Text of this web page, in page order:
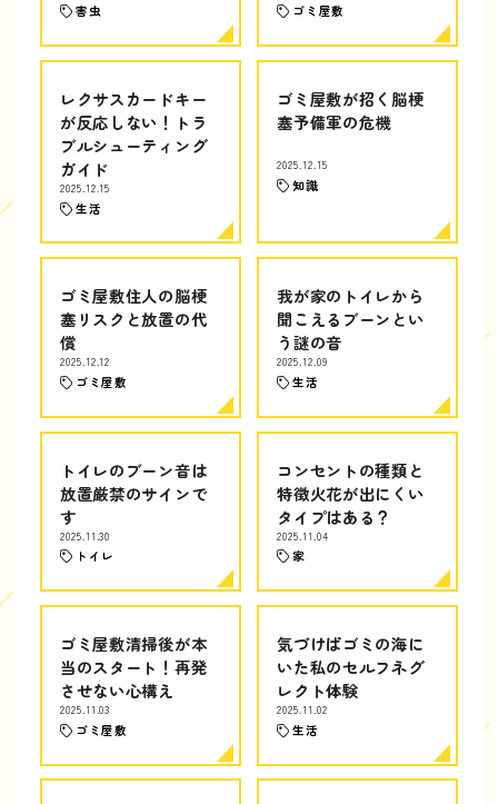
害虫 ゴミ屋敷
レクサスカードキー
が反応しない！トラ
ブルシューティング
ガイド
2025.12.15
生活
ゴミ屋敷が招く脳梗
塞予備軍の危機
2025.12.15
知識
ゴミ屋敷住人の脳梗
塞リスクと放置の代
償
2025.12.12
ゴミ屋敷
我が家のトイレから
聞こえるブーンとい
う謎の音
2025.12.09
生活
トイレのブーン音は
放置厳禁のサインで
す
2025.11.30
トイレ
コンセントの種類と
特徴火花が出にくい
タイプはある？
2025.11.04
家
ゴミ屋敷清掃後が本
当のスタート！再発
させない心構え
2025.11.03
ゴミ屋敷
気づけばゴミの海に
いた私のセルフネグ
レクト体験
2025.11.02
生活